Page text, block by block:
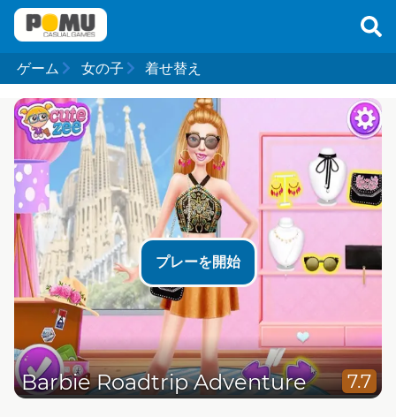
ゲーム 女の子 着せ替え
プレーを開始
Barbie Roadtrip Adventure 7.7